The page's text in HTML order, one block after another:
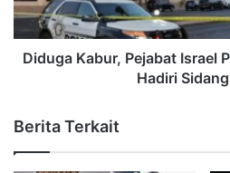
Diduga Kabur, Pejabat Israel
Hadiri
Berita Terkait